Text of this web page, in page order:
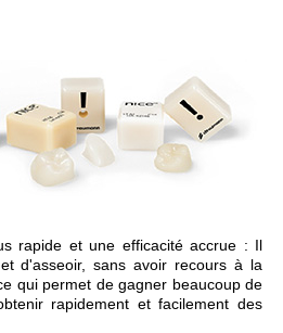
rapide et une efficacité accrue : Il
d'asseoir, sans avoir recours à la
qui permet de gagner beaucoup de
rapidement et facilement des